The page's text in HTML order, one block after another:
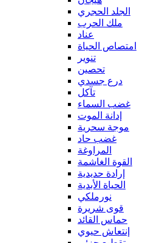
الجلد الحجري
ملك الحرب
عناد
امتصاص الحياة
تنوير
تحصين
درع جسدي
تآكل
غضب السماء
إدانة الموت
موجة سحرية
غضب حاد
المراوغة
القوة الغاشمة
إرادة حديدية
الحياة الأبدية
نورملكي
قوى شريرة
حماس القائد
إنتعاش حيوي